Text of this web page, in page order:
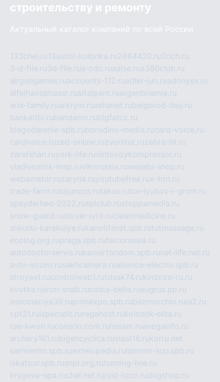
строительству и ремонту
Актуальный каталог компаний по всей России
133chel.ru13autor-kolonka.ru2864420.ru2rich.ru
3-d-file.ru3d-file.rua-cdc.ruaalse.rua380club.ru
airgungames.ruaccounts-112.ruadler-jun.ruadonyev.ru
alfeihavsalnassr.rualtaipant.ruargentinamia.ru
aria-family.ruarkrym.ruashanet.rubelgorod-day.ru
bankaribi.rubandamn.rubigfatcc.ru
blagodarenie-spb.ruborodino-media.rucard-voice.ru
cardvoice.ruzed-online.ruzvonitut.ruzebra-tlt.ru
zarafshan.ruyork-life.ruvintovoykompressor.ru
vladivostok-map.ruvlknrussia.ruwasabi-shop.ru
webamator.ruzaryna.ruyoutubefree.rux-ton.ru
trade-farm.rutajuncos.rutaksu.rutor-lyubov-i-grom.ru
spayderhed-2022.rusplclub.rustoppamedia.ru
snow-guard.ruslovar-ivrit.rucleanmedicine.ru
shkurki-karakulya.rukanotiforet.spb.rututmassage.ru
ecolog.org.rupraga.spb.rufalcorussia.ru
autodoctorservis.rukamertondom.spb.ru net-life.net.ru
avto-vozim.rusakhcamera.rualliance-electro.spb.ru
stroyavt.rucontrolweb1.rutdsak74.rukinzozo-ru.ru
kvotka.ru iron-snab.rucosta-bella.rueugrus.pp.ru
associaciya39.ruprimexpo.spb.rubezmorchin.ru ia2.ru
cpt21.ru ispecspb.ru regahost.rukolosok-elita.ru
tae-kwon.ruconsrio.com.ru insiam.ruavegainfo.ru
archery161.rubigencyclica.ruvlast16.rukorru.net
sarmiento.spb.suextelopedia.ru lammin-suo.spb.ru
iskatour.spb.rusnpi.org.ru running-line.ru
krygeva-spa.ruchel.net.ru rust-loco.rudugshop.ru